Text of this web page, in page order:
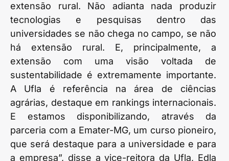
extensão rural. Não adianta nada produzir
tecnologias e pesquisas dentro das
universidades se não chega no campo, se não
há extensão rural. E, principalmente, a
extensão com uma visão voltada de
sustentabilidade é extremamente importante.
A Ufla é referência na área de ciências
agrárias, destaque em rankings internacionais.
E estamos disponibilizando, através da
parceria com a Emater-MG, um curso pioneiro,
que será destaque para a universidade e para
a empresa”, disse a vice-reitora da Ufla, Edla